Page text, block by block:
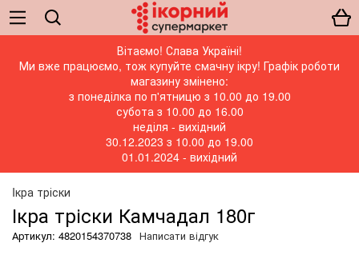
Вітаємо! Слава Україні!
Ми вже працюємо, тож купуйте смачну ікру! Графік роботи
магазину змінено:
з понеділка по п'ятницю з 10.00 до 19.00
субота з 10.00 до 16.00
неділя - вихідний
30.12.2023 з 10.00 до 19.00
01.01.2024 - вихідний
Iкра тріски
Ікра тріски Камчадал 180г
Артикул: 4820154370738 Написати відгук